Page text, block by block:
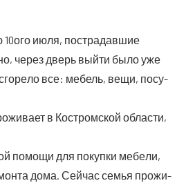
июля, постра­дав­шие
через дверь вый­ти было уже
все: мебель, вещи, посу­
в Костром­ской обла­сти,
помо­щи для покуп­ки мебе­ли,
дома. Сей­час семья про­жи­